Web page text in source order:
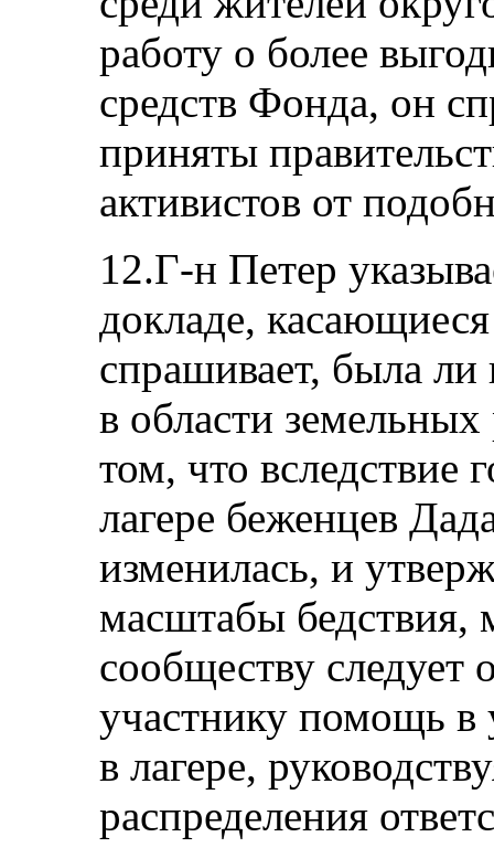
работу о более
средств Фонда, он
приняты
активистов от
12.Г-н Петер
докладе,
спрашивает, была
в области
том, что вследствие
лагере беженцев
изменилась, и
масштабы
сообществу следует
участнику помощь
в лагере,
распределения